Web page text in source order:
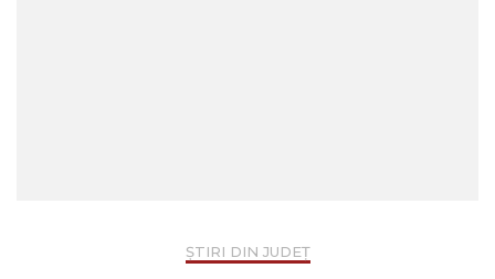
ȘTIRI DIN JUDEȚ